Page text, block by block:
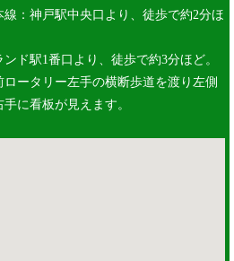
線：神戸駅中央口より、徒歩で約2分ほ
ド駅1番口より、徒歩で約3分ほど。
ータリー左手の横断歩道を渡り左側
に看板が見えます。